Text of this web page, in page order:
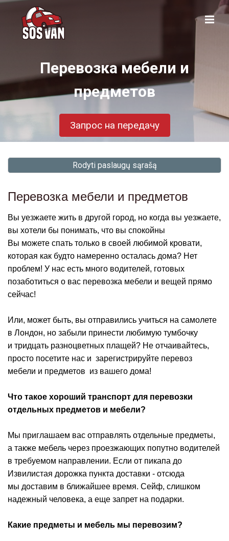
Перевозка мебели и
предметов
Запрос на передачу
Rodyti paslaugų sąrašą
Перевозка мебели и предметов
Вы уезжаете жить в другой город, но когда вы уезжаете,
вы хотели бы понимать, что вы спокойны
Вы можете спать только в своей любимой кровати,
которая как будто намеренно осталась дома? Нет
проблем! У нас есть много водителей, готовых
позаботиться о вас перевозка мебели и вещей прямо
сейчас!
Или, может быть, вы отправились учиться на самолете
в Лондон, но забыли принести любимую тумбочку
и тридцать разноцветных плащей? Не отчаивайтесь,
просто посетите нас и зарегистрируйте перевоз
мебели и предметов из вашего дома!
Что такое хороший транспорт для перевозки
отдельных предметов и мебели?
Мы приглашаем вас отправлять отдельные предметы,
а также мебель через проезжающих попутно водителей
в требуемом направлении. Если от пикапа до
Извилистая дорожка пункта доставки - отсюда
мы доставим в ближайшее время. Сейф, слишком
надежный человека, а еще запрет на подарки.
Какие предметы и мебель мы перевозим?